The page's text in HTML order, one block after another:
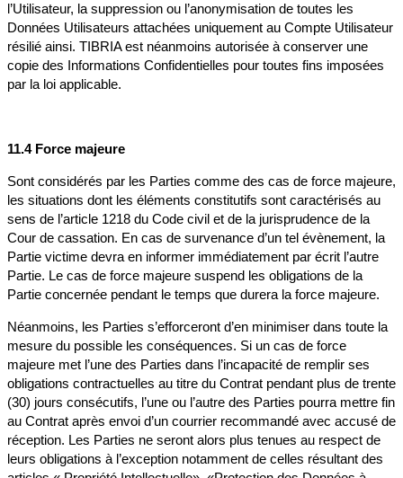
l’Utilisateur, la suppression ou l’anonymisation de toutes les
Données Utilisateurs attachées uniquement au Compte Utilisateur
résilié ainsi. TIBRIA est néanmoins autorisée à conserver une
copie des Informations Confidentielles pour toutes fins imposées
par la loi applicable.
11.4 Force majeure
Sont considérés par les Parties comme des cas de force majeure,
les situations dont les éléments constitutifs sont caractérisés au
sens de l’article 1218 du Code civil et de la jurisprudence de la
Cour de cassation. En cas de survenance d’un tel évènement, la
Partie victime devra en informer immédiatement par écrit l’autre
Partie. Le cas de force majeure suspend les obligations de la
Partie concernée pendant le temps que durera la force majeure.
Néanmoins, les Parties s’efforceront d’en minimiser dans toute la
mesure du possible les conséquences. Si un cas de force
majeure met l’une des Parties dans l’incapacité de remplir ses
obligations contractuelles au titre du Contrat pendant plus de trente
(30) jours consécutifs, l’une ou l’autre des Parties pourra mettre fin
au Contrat après envoi d’un courrier recommandé avec accusé de
réception. Les Parties ne seront alors plus tenues au respect de
leurs obligations à l’exception notamment de celles résultant des